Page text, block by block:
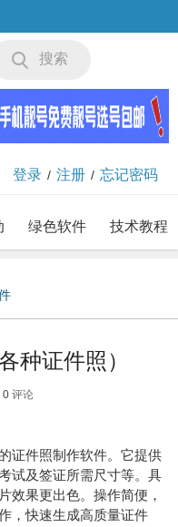
搜索
登录 / 注册 / 忘记密码
绿色软件 技术教程
种证件照）
0 评论
证件照制作软件。它提供
试及签证所需尺寸等。具
效果更出色。操作简便，
，快速生成高质量证件